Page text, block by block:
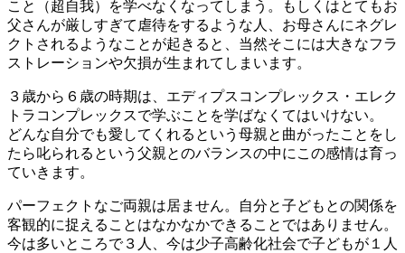
こと（超自我）を学べなくなってしまう。もしくはとてもお
父さんが厳しすぎて虐待をするような人、お母さんにネグレ
クトされるようなことが起きると、当然そこには大きなフラ
ストレーションや欠損が生まれてしまいます。
３歳から６歳の時期は、エディプスコンプレックス・エレク
トラコンプレックスで学ぶことを学ばなくてはいけない。
どんな自分でも愛してくれるという母親と曲がったことをし
たら叱られるという父親とのバランスの中にこの感情は育っ
ていきます。
パーフェクトなご両親は居ません。自分と子どもとの関係を
客観的に捉えることはなかなかできることではありません。
今は多いところで３人、今は少子高齢化社会で子どもが１人